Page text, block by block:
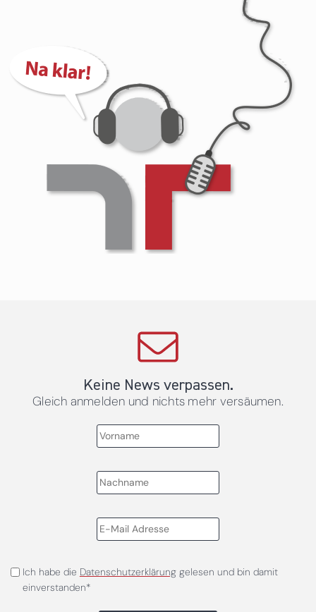
Keine News verpassen.
Gleich anmelden und nichts mehr versäumen.
Ich habe die Datenschutzerklärunggelesen und bin damit
einverstanden*